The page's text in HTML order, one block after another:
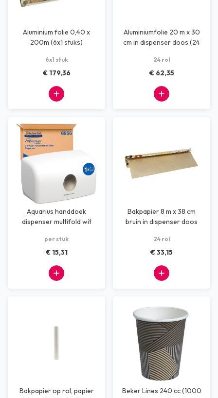
Aluminium folie 0,40 x
200m (6x1 stuks)
6x1 stuk
€ 179,36
Aluminiumfolie 20 m x 30
cm in dispenser doos (24
24 rol
€ 62,35
Aquarius handdoek
dispenser multifold wit
per stuk
€ 15,31
Bakpapier 8 m x 38 cm
bruin in dispenser doos
24 rol
€ 33,15
Bakpapier op rol, papier
Beker Lines 240 cc (1000